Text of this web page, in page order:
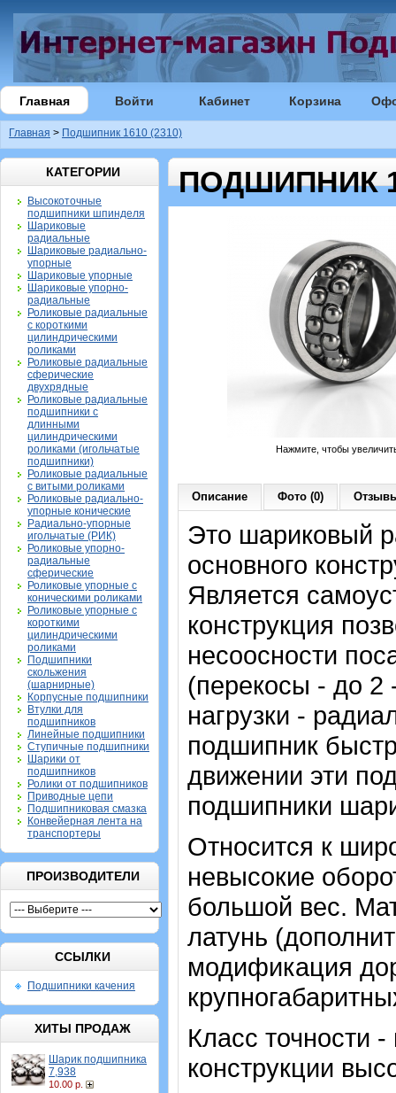
Главная Войти Кабинет Корзина
Главная > Подшипник 1610 (2310)
КАТЕГОРИИ
Высокоточные
подшипники шпинделя
Шариковые
радиальные
Шариковые радиально-
упорные
Шариковые упорные
Шариковые упорно-
радиальные
Роликовые радиальные
с короткими
цилиндрическими
роликами
Роликовые радиальные
сферические
двухрядные
Роликовые радиальные
подшипники с
длинными
цилиндрическими
роликами (игольчатые
подшипники)
Роликовые радиальные
с витыми роликами
Роликовые радиально-
упорные конические
Радиально-упорные
игольчатые (РИК)
Роликовые упорно-
радиальные
сферические
Роликовые упорные с
коническими роликами
Роликовые упорные с
короткими
цилиндрическими
роликами
Подшипники
скольжения
(шарнирные)
Корпусные подшипники
Втулки для
подшипников
Линейные подшипники
Ступичные подшипники
Шарики от
подшипников
Ролики от подшипников
Приводные цепи
Подшипниковая смазка
Конвейерная лента на
транспортеры
ПРОИЗВОДИТЕЛИ
ССЫЛКИ
Подшипники качения
ХИТЫ ПРОДАЖ
Шарик подшипника
7,938
10.00 р.
ПОДШИПНИК
Нажмите, чтобы
Описание Фото (0)
Это шариковый
основного
Является
конструкция
несоосности
(перекосы - до 2
нагрузки -
подшипник
движении эти
подшипники
Относится к
невысокие
большой вес.
латунь
модификация
Класс точности
конструкции